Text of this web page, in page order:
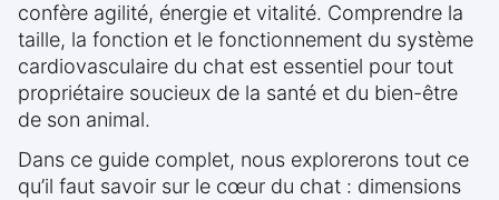
confère agilité, énergie et vitalité. Comprendre la
taille, la fonction et le fonctionnement du système
cardiovasculaire du chat est essentiel pour tout
propriétaire soucieux de la santé et du bien-être
de son animal.
Dans ce guide complet, nous explorerons tout ce
qu’il faut savoir sur le cœur du chat : dimensions